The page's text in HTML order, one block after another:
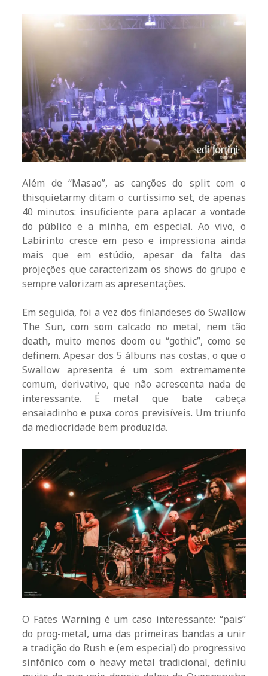
Além de “Masao”, as canções do split com o
thisquietarmy ditam o curtíssimo set, de apenas
40 minutos: insuficiente para aplacar a vontade
do público e a minha, em especial. Ao vivo, o
Labirinto cresce em peso e impressiona ainda
mais que em estúdio, apesar da falta das
projeções que caracterizam os shows do grupo e
sempre valorizam as apresentações.
Em seguida, foi a vez dos finlandeses do Swallow
The Sun, com som calcado no metal, nem tão
death, muito menos doom ou “gothic”, como se
definem. Apesar dos 5 álbuns nas costas, o que o
Swallow apresenta é um som extremamente
comum, derivativo, que não acrescenta nada de
interessante. É metal que bate cabeça
ensaiadinho e puxa coros previsíveis. Um triunfo
da mediocridade bem produzida.
O Fates Warning é um caso interessante: “pais”
do prog-metal, uma das primeiras bandas a unir
a tradição do Rush e (em especial) do progressivo
sinfônico com o heavy metal tradicional, definiu